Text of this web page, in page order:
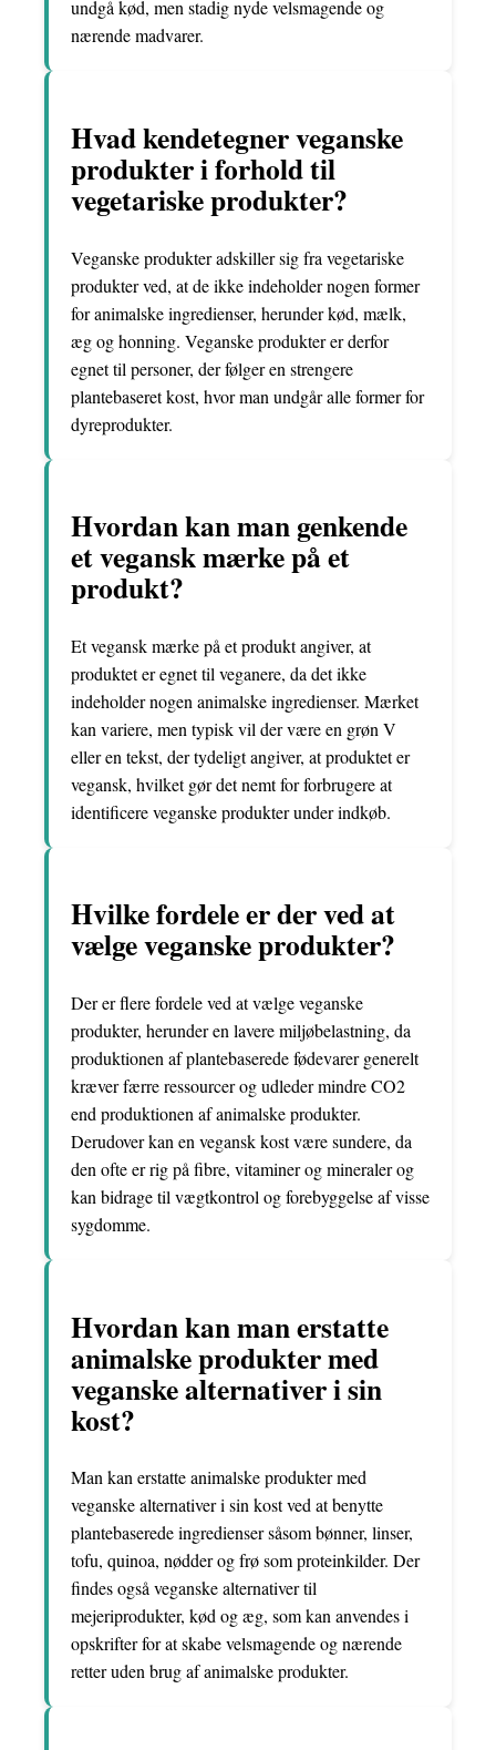
undgå kød, men stadig nyde velsmagende og
nærende madvarer.
Hvad kendetegner veganske
produkter i forhold til
vegetariske produkter?
Veganske produkter adskiller sig fra vegetariske
produkter ved, at de ikke indeholder nogen former
for animalske ingredienser, herunder kød, mælk,
æg og honning. Veganske produkter er derfor
egnet til personer, der følger en strengere
plantebaseret kost, hvor man undgår alle former for
dyreprodukter.
Hvordan kan man genkende
et vegansk mærke på et
produkt?
Et vegansk mærke på et produkt angiver, at
produktet er egnet til veganere, da det ikke
indeholder nogen animalske ingredienser. Mærket
kan variere, men typisk vil der være en grøn V
eller en tekst, der tydeligt angiver, at produktet er
vegansk, hvilket gør det nemt for forbrugere at
identificere veganske produkter under indkøb.
Hvilke fordele er der ved at
vælge veganske produkter?
Der er flere fordele ved at vælge veganske
produkter, herunder en lavere miljøbelastning, da
produktionen af plantebaserede fødevarer generelt
kræver færre ressourcer og udleder mindre CO2
end produktionen af animalske produkter.
Derudover kan en vegansk kost være sundere, da
den ofte er rig på fibre, vitaminer og mineraler og
kan bidrage til vægtkontrol og forebyggelse af visse
sygdomme.
Hvordan kan man erstatte
animalske produkter med
veganske alternativer i sin
kost?
Man kan erstatte animalske produkter med
veganske alternativer i sin kost ved at benytte
plantebaserede ingredienser såsom bønner, linser,
tofu, quinoa, nødder og frø som proteinkilder. Der
findes også veganske alternativer til
mejeriprodukter, kød og æg, som kan anvendes i
opskrifter for at skabe velsmagende og nærende
retter uden brug af animalske produkter.